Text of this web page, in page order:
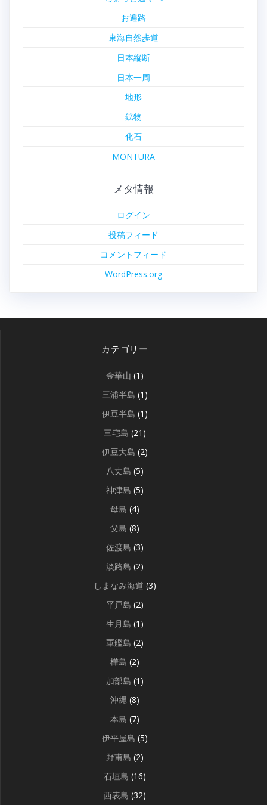
お遍路
東海自然歩道
日本縦断
日本一周
地形
鉱物
化石
MONTURA
メタ情報
ログイン
投稿フィード
コメントフィード
WordPress.org
カテゴリー
金華山 (1)
三浦半島 (1)
伊豆半島 (1)
三宅島 (21)
伊豆大島 (2)
八丈島 (5)
神津島 (5)
母島 (4)
父島 (8)
佐渡島 (3)
淡路島 (2)
しまなみ海道 (3)
平戸島 (2)
生月島 (1)
軍艦島 (2)
樺島 (2)
加部島 (1)
沖縄 (8)
本島 (7)
伊平屋島 (5)
野甫島 (2)
石垣島 (16)
西表島 (32)